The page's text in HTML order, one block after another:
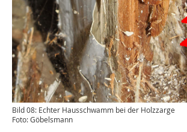
Bild 08: Echter Hausschwamm bei der Holzzarge
Foto: Göbelsmann